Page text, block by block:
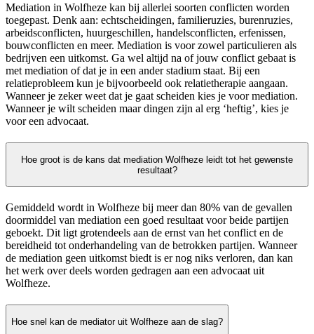
Mediation in Wolfheze kan bij allerlei soorten conflicten worden
toegepast. Denk aan: echtscheidingen, familieruzies, burenruzies,
arbeidsconflicten, huurgeschillen, handelsconflicten, erfenissen,
bouwconflicten en meer. Mediation is voor zowel particulieren als
bedrijven een uitkomst. Ga wel altijd na of jouw conflict gebaat is
met mediation of dat je in een ander stadium staat. Bij een
relatieprobleem kun je bijvoorbeeld ook relatietherapie aangaan.
Wanneer je zeker weet dat je gaat scheiden kies je voor mediation.
Wanneer je wilt scheiden maar dingen zijn al erg ‘heftig’, kies je
voor een advocaat.
Hoe groot is de kans dat mediation Wolfheze leidt tot het gewenste
resultaat?
Gemiddeld wordt in Wolfheze bij meer dan 80% van de gevallen
doormiddel van mediation een goed resultaat voor beide partijen
geboekt. Dit ligt grotendeels aan de ernst van het conflict en de
bereidheid tot onderhandeling van de betrokken partijen. Wanneer
de mediation geen uitkomst biedt is er nog niks verloren, dan kan
het werk over deels worden gedragen aan een advocaat uit
Wolfheze.
Hoe snel kan de mediator uit Wolfheze aan de slag?